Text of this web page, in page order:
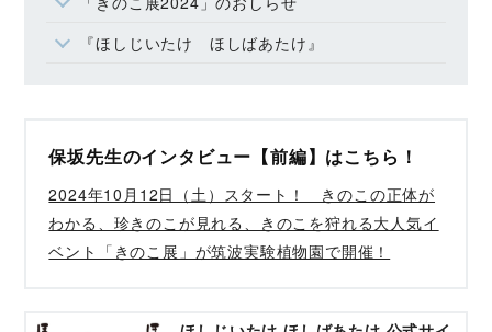
『ほしじいたけ ほしばあたけ』
保坂先生のインタビュー【前編】はこちら！
2024年10月12日（土）スタート！ きのこの正体が
わかる、珍きのこが見れる、きのこを狩れる大人気イ
ベント「きのこ展」が筑波実験植物園で開催！